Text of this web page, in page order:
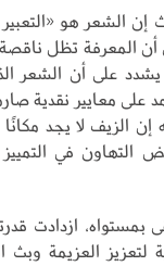
إن الشعر هو
أن المعرفة تظل
على أن الشعر
على معايير نقدية
الزيف لا يجد مكانًا
التهاون في التمييز
بمستواه، ازدادت
لتعزيز العزيمة